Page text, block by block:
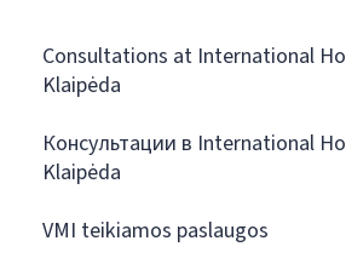
Consultations at International
Klaipėda
Консультации в International
Klaipėda
VMI teikiamos paslaugos